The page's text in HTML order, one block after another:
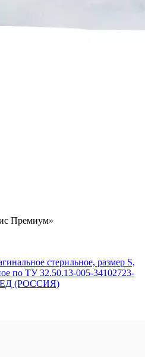
Премиум»
стерильное, размер S,
по ТУ 32.50.13-005-34102723-
(РОССИЯ)